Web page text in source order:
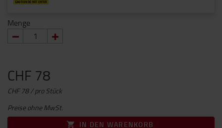
Menge
CHF 78
CHF 78 / pro Stück
Preise ohne MwSt.
IN DEN WARENKORB